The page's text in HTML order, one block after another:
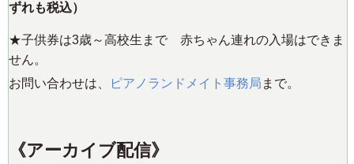
ずれも税込）
★子供券は3歳～高校生まで 赤ちゃん連れの入場はできま
せん。
お問い合わせは、
ピアノランドメイト事務局 まで。
《アーカイブ配信》